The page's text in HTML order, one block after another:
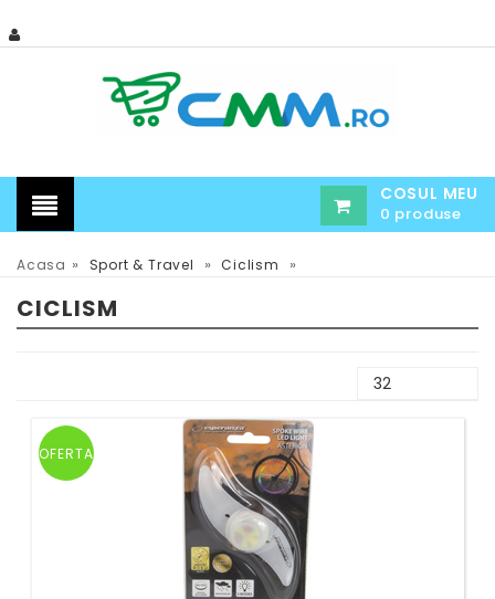
COSUL MEU
0 produse
Acasa » Sport & Travel » Ciclism »
CICLISM
OFERTA